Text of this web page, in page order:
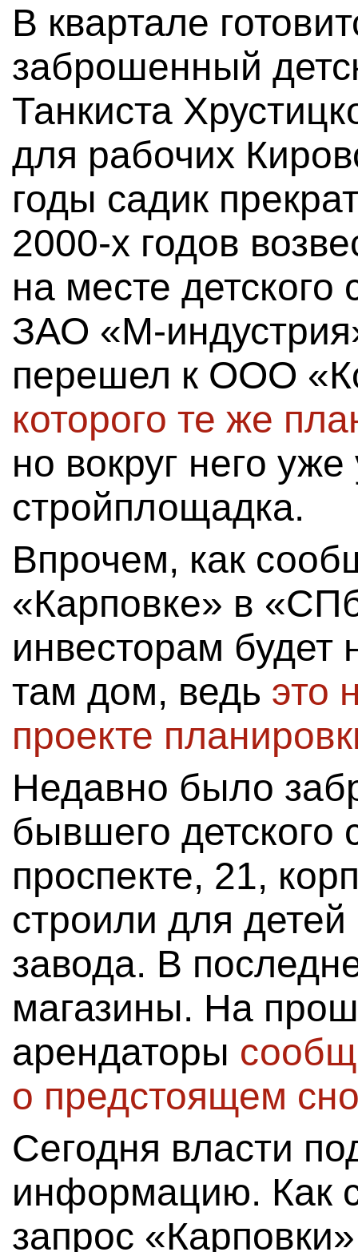
В квартале
заброшенный
Танкиста
для рабочих
годы садик
2000-х годов
на месте
ЗАО «М-
перешел к ООО
которого те же
но вокруг него
стройплощадка.
Впрочем, как
«Карповке» в
инвесторам будет
там дом, ведь это
проекте
Недавно было
бывшего детского
проспекте, 21,
строили для
завода. В
магазины. На
арендаторы
о предстоящем
Сегодня власти
информацию. Как
запрос